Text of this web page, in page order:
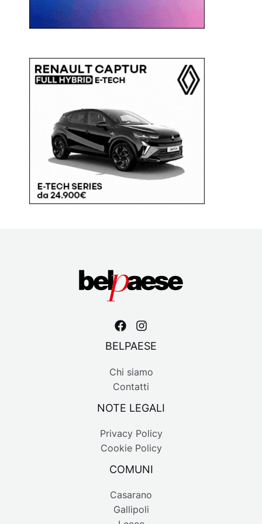
BELPAESE
Chi siamo
Contatti
NOTE LEGALI
Privacy Policy
Cookie Policy
COMUNI
Casarano
Gallipoli